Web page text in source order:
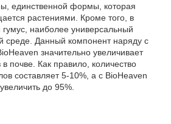
единственной формы, которая
растениями. Кроме того, в
наиболее универсальный
среде. Данный компонент наряду с
значительно увеличивает
почве. Как правило, количество
составляет 5-10%, а с BioHeaven
до 95%.